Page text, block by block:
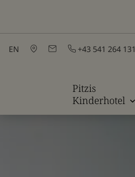
EN +43 541 264 131
Pitzis
Kinderhotel